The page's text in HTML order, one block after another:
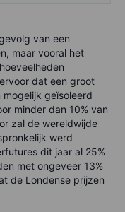
van een
maar vooral het
dat een groot
geïsoleerd
minder dan 10% van
zal de wereldwijde
werd
dit jaar al 25%
met ongeveer 13%
de Londense prijzen